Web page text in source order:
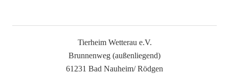
Tierheim Wetterau e.V.
Brunnenweg (außenliegend)
61231 Bad Nauheim/ Rödgen